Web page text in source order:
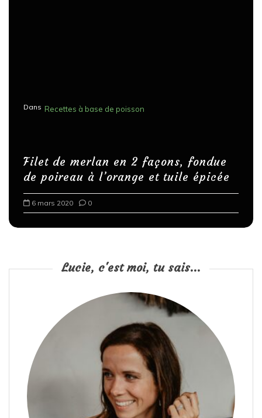
Dans Recettes à base de poisson
Filet de merlan en 2 façons, fondue
de poireau à l’orange et tuile épicée
6 mars 2020 0
Lucie, c'est moi, tu sais...